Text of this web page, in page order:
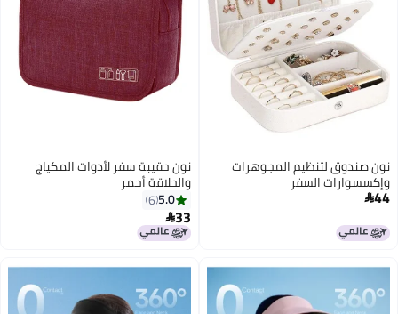
نون صندوق لتنظيم المجوهرات
وإكسسوارات السفر
44
نون حقيبة سفر لأدوات المكياج
والحلاقة أحمر
5.0
6
33